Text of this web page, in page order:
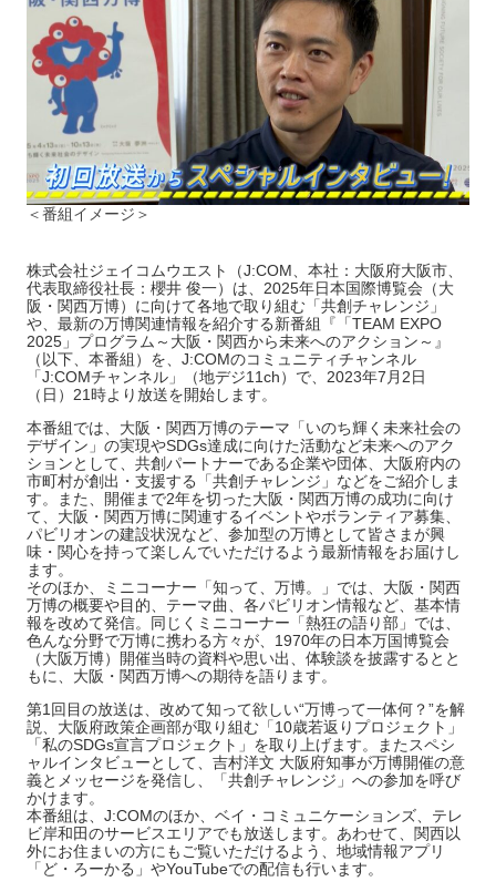
＜番組イメージ＞
株式会社ジェイコムウエスト（J:COM、本社：大阪府大阪市、
代表取締役社長：櫻井 俊一）は、2025年日本国際博覧会（大
阪・関西万博）に向けて各地で取り組む「共創チャレンジ」
や、最新の万博関連情報を紹介する新番組『「TEAM EXPO
2025」プログラム～大阪・関西から未来へのアクション～』
（以下、本番組）を、J:COMのコミュニティチャンネル
「J:COMチャンネル」（地デジ11ch）で、2023年7月2日
（日）21時より放送を開始します。
本番組では、大阪・関西万博のテーマ「いのち輝く未来社会の
デザイン」の実現やSDGs達成に向けた活動など未来へのアク
ションとして、共創パートナーである企業や団体、大阪府内の
市町村が創出・支援する「共創チャレンジ」などをご紹介しま
す。また、開催まで2年を切った大阪・関西万博の成功に向け
て、大阪・関西万博に関連するイベントやボランティア募集、
パビリオンの建設状況など、参加型の万博として皆さまが興
味・関心を持って楽しんでいただけるよう最新情報をお届けし
ます。
そのほか、ミニコーナー「知って、万博。」では、大阪・関西
万博の概要や目的、テーマ曲、各パビリオン情報など、基本情
報を改めて発信。同じくミニコーナー「熱狂の語り部」では、
色んな分野で万博に携わる方々が、1970年の日本万国博覧会
（大阪万博）開催当時の資料や思い出、体験談を披露するとと
もに、大阪・関西万博への期待を語ります。
第1回目の放送は、改めて知って欲しい“万博って一体何？”を解
説、大阪府政策企画部が取り組む「10歳若返りプロジェクト」
「私のSDGs宣言プロジェクト」を取り上げます。またスペシ
ャルインタビューとして、吉村洋文 大阪府知事が万博開催の意
義とメッセージを発信し、「共創チャレンジ」への参加を呼び
かけます。
本番組は、J:COMのほか、ベイ・コミュニケーションズ、テレ
ビ岸和田のサービスエリアでも放送します。あわせて、関西以
外にお住まいの方にもご覧いただけるよう、地域情報アプリ
「ど・ろーかる」やYouTubeでの配信も行います。